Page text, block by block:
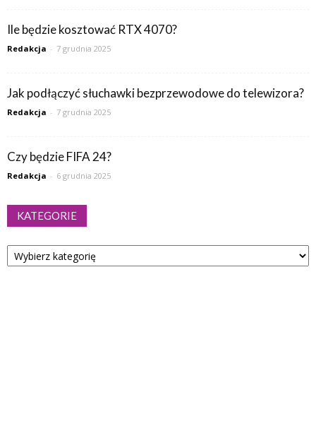
Ile będzie kosztować RTX 4070?
Redakcja - 7 grudnia 2025
Jak podłączyć słuchawki bezprzewodowe do telewizora?
Redakcja - 7 grudnia 2025
Czy będzie FIFA 24?
Redakcja - 6 grudnia 2025
KATEGORIE
Kategorie